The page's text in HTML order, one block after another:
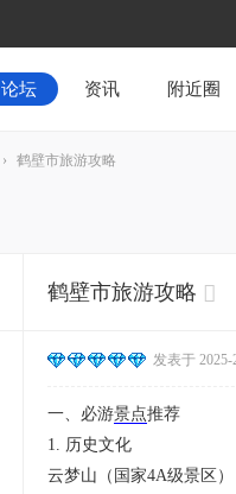
论坛 资讯 附近圈
› 鹤壁市旅游攻略
鹤壁市旅游攻略
发表于 2025-
一、必游景点推荐
1. 历史文化
云梦山（国家4A级景区）